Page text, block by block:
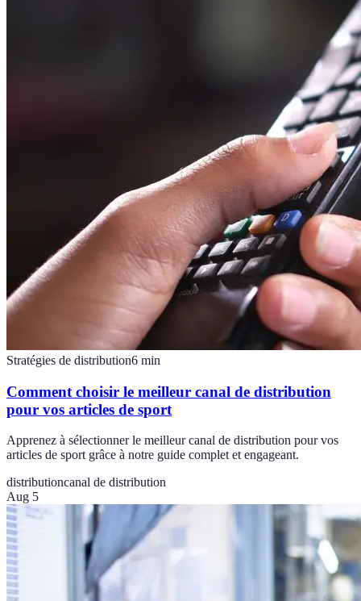
Stratégies de distribution6 min
Comment choisir le meilleur canal de distribution
pour vos articles de sport
Apprenez à sélectionner le meilleur canal de distribution pour vos
articles de sport grâce à notre guide complet et engageant.
distributioncanal de distribution
Aug 5